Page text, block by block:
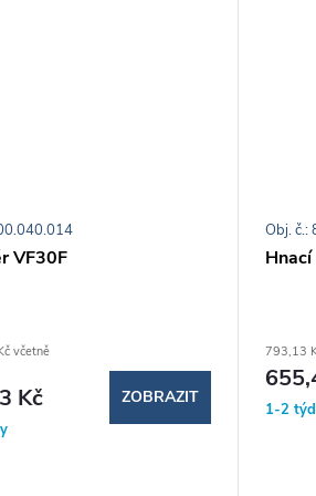
VF30F
včetně
Kč ZOBRAZIT
793,13
1-2
Obj. č.: